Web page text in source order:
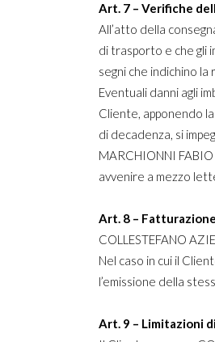
Art. 7 – Verifiche
All’atto della
di trasporto e che gli
segni che indichino
Eventuali danni agli
Cliente, apponendo
di decadenza, si
MARCHIONNI
avvenire a mezzo
Art. 8 – Fatturazione
COLLESTEFANO
Nel caso in cui il
l’emissione della
Art. 9 – Limitazioni